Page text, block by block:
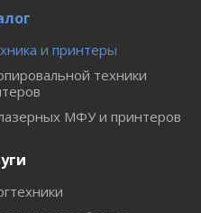
и принтеры
техники
МФУ и принтеров